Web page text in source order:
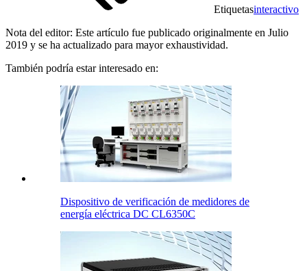
Etiquetasinteractivo
Nota del editor: Este artículo fue publicado originalmente en Julio
2019 y se ha actualizado para mayor exhaustividad.
También podría estar interesado en:
Dispositivo de verificación de medidores de
energía eléctrica DC CL6350C